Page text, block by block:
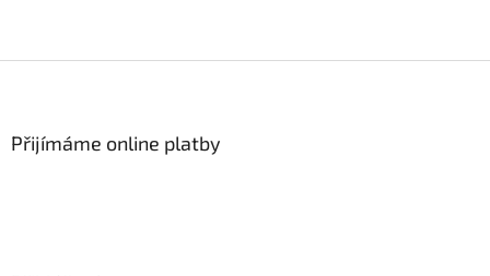
Přijímáme online platby